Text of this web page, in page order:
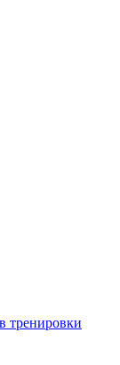
тренировки